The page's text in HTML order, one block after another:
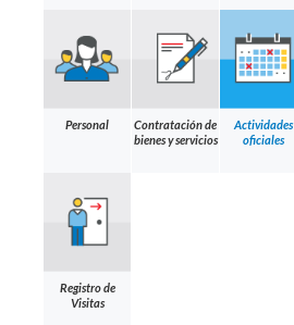
Personal
Contratación de
bienes y servicios
Actividades
oficiales
Registro de
Visitas